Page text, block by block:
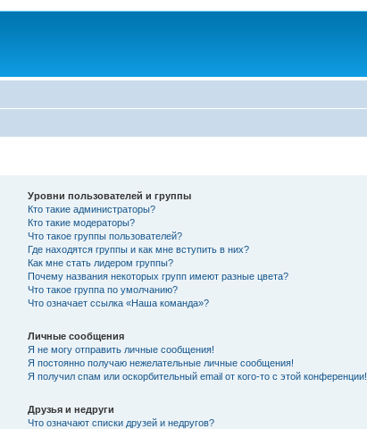
Уровни пользователей и группы
Кто такие администраторы?
Кто такие модераторы?
Что такое группы пользователей?
Где находятся группы и как мне вступить в них?
Как мне стать лидером группы?
Почему названия некоторых групп имеют разные цвета?
Что такое группа по умолчанию?
Что означает ссылка «Наша команда»?
Личные сообщения
Я не могу отправить личные сообщения!
Я постоянно получаю нежелательные личные сообщения!
Я получил спам или оскорбительный email от кого-то с этой конференции!
Друзья и недруги
Что означают списки друзей и недругов?